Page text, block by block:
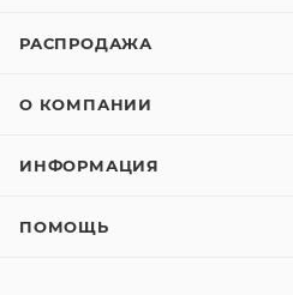
РАСПРОДАЖА
О КОМПАНИИ
ИНФОРМАЦИЯ
ПОМОЩЬ